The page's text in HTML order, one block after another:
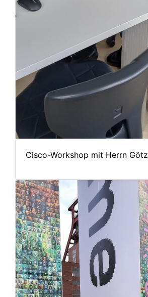
Cisco-Workshop mit Herrn Götz